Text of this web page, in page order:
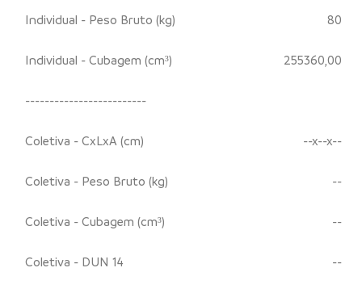
Individual - Peso Bruto (kg) 80
Individual - Cubagem (cm³) 255360,00
-------------------------
Coletiva - CxLxA (cm) --x--x--
Coletiva - Peso Bruto (kg) --
Coletiva - Cubagem (cm³) --
Coletiva - DUN 14 --